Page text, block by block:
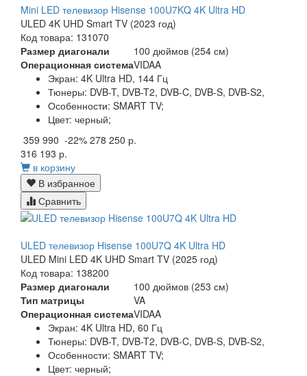
Mini LED телевизор Hisense 100U7KQ 4K Ultra HD
ULED 4K UHD Smart TV (2023 год)
Код товара: 131070
Размер диагонали
100 дюймов (254 см)
Операционная системаVIDAA
Экран: 4K Ultra HD, 144 Гц
Тюнеры: DVB-T, DVB-T2, DVB-C, DVB-S, DVB-S2,
Особенности: SMART TV;
Цвет: черный;
359 990 -22% 278 250 р.
316 193 р.
в корзину
В избранное
Сравнить
ULED телевизор Hisense 100U7Q 4K Ultra HD
ULED Mini LED 4K UHD Smart TV (2025 год)
Код товара: 138200
Размер диагонали
100 дюймов (253 см)
Тип матрицы
VA
Операционная системаVIDAA
Экран: 4K Ultra HD, 60 Гц
Тюнеры: DVB-T, DVB-T2, DVB-C, DVB-S, DVB-S2,
Особенности: SMART TV;
Цвет: черный;